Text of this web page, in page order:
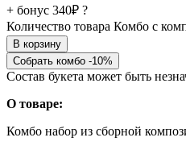
+ бонус 340₽ ?
Количество товара Комбо с
В корзину
Собрать комбо -10%
Состав букета может быть
О товаре:
Комбо набор из сборной